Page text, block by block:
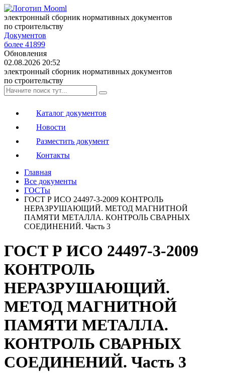
электронный сборник нормативных документов
по строительству
Документов
более 41899
Обновления
02.08.2026 20:52
электронный сборник нормативных документов
по строительству
Каталог документов
Новости
Разместить документ
Контакты
Главная
Все документы
ГОСТы
ГОСТ Р ИСО 24497-3-2009 КОНТРОЛЬ
НЕРАЗРУШАЮЩИЙ. МЕТОД МАГНИТНОЙ
ПАМЯТИ МЕТАЛЛА. КОНТРОЛЬ СВАРНЫХ
СОЕДИНЕНИЙ. Часть 3
ГОСТ Р ИСО 24497-3-2009
КОНТРОЛЬ
НЕРАЗРУШАЮЩИЙ.
МЕТОД МАГНИТНОЙ
ПАМЯТИ МЕТАЛЛА.
КОНТРОЛЬ СВАРНЫХ
СОЕДИНЕНИЙ. Часть 3